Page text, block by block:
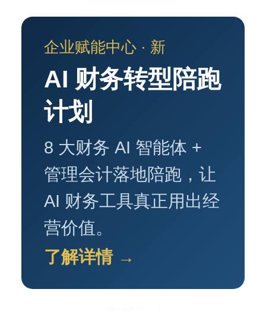
企业赋能中心 · 新
AI 财务转型陪跑
计划
8 大财务 AI 智能体 +
管理会计落地陪跑，让
AI 财务工具真正用出经
营价值。
了解详情 →